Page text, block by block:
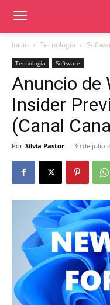
Inicio Tecnología
Tecnología Software
Anuncio de
Insider
(Canal
Por Silvia Pastor - 30 de julio